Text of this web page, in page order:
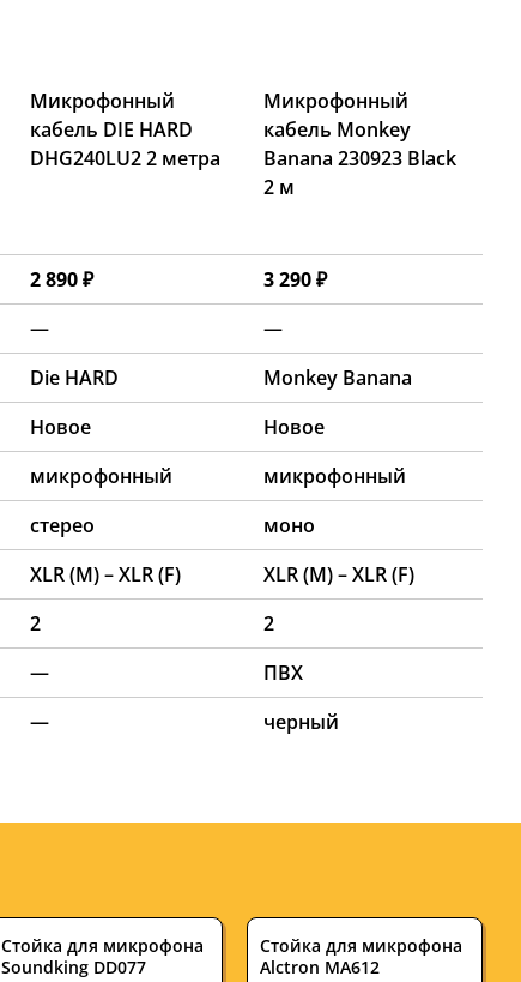
Микрофонный
кабель DIE HARD
DHG240LU2 2 метра
Микрофонный
кабель Monkey
Banana 230923 Black
2 м
2 890 ₽
3 290 ₽
—
—
Die HARD
Monkey Banana
Новое
Новое
микрофонный
микрофонный
стерео
моно
XLR (M) – XLR (F)
XLR (M) – XLR (F)
2
2
—
ПВХ
— черный
Стойка для микрофона
Soundking DD077
Стойка для микрофона
Alctron MA612